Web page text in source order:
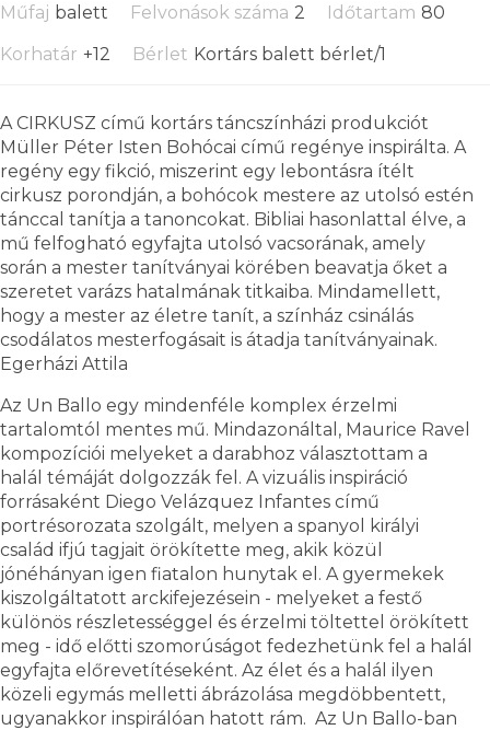
Műfaj balett Felvonások száma 2 Időtartam 80
Korhatár +12 Bérlet Kortárs balett bérlet/1
A CIRKUSZ című kortárs táncszínházi produkciót
Müller Péter Isten Bohócai című regénye inspirálta. A
regény egy fikció, miszerint egy lebontásra ítélt
cirkusz porondján, a bohócok mestere az utolsó estén
tánccal tanítja a tanoncokat. Bibliai hasonlattal élve, a
mű felfogható egyfajta utolsó vacsorának, amely
során a mester tanítványai körében beavatja őket a
szeretet varázs hatalmának titkaiba. Mindamellett,
hogy a mester az életre tanít, a színház csinálás
csodálatos mesterfogásait is átadja tanítványainak.
Egerházi Attila
Az Un Ballo egy mindenféle komplex érzelmi
tartalomtól mentes mű. Mindazonáltal, Maurice Ravel
kompozíciói melyeket a darabhoz választottam a
halál témáját dolgozzák fel. A vizuális inspiráció
forrásaként Diego Velázquez Infantes című
portrésorozata szolgált, melyen a spanyol királyi
család ifjú tagjait örökítette meg, akik közül
jónéhányan igen fiatalon hunytak el. A gyermekek
kiszolgáltatott arckifejezésein - melyeket a festő
különös részletességgel és érzelmi töltettel örökített
meg - idő előtti szomorúságot fedezhetünk fel a halál
egyfajta előrevetítéseként. Az élet és a halál ilyen
közeli egymás melletti ábrázolása megdöbbentett,
ugyanakkor inspirálóan hatott rám. Az Un Ballo-ban